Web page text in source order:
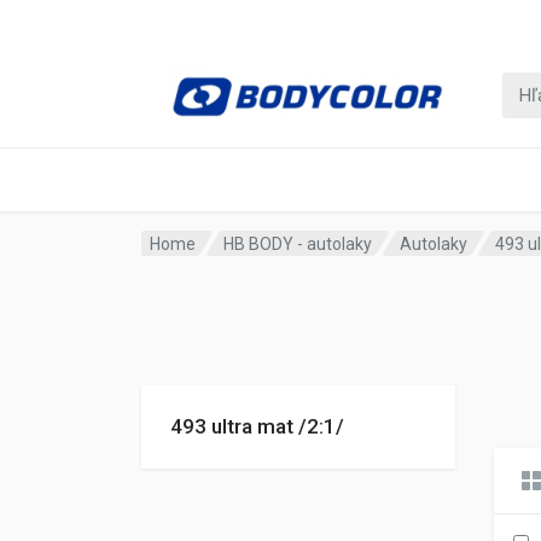
Home HB BODY - autolaky Autolaky 493
493 ultra mat /2:1/